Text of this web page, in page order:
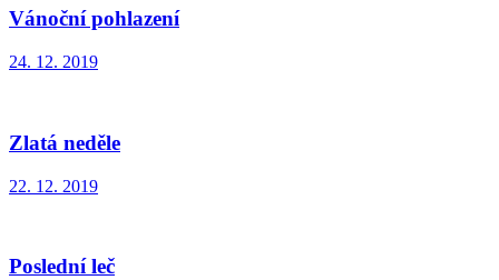
Vánoční pohlazení
24. 12. 2019
Zlatá neděle
22. 12. 2019
Poslední leč